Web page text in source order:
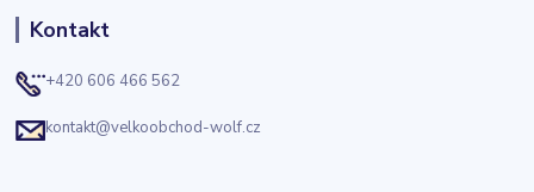
Kontakt
+420 606 466 562
kontakt@velkoobchod-wolf.cz